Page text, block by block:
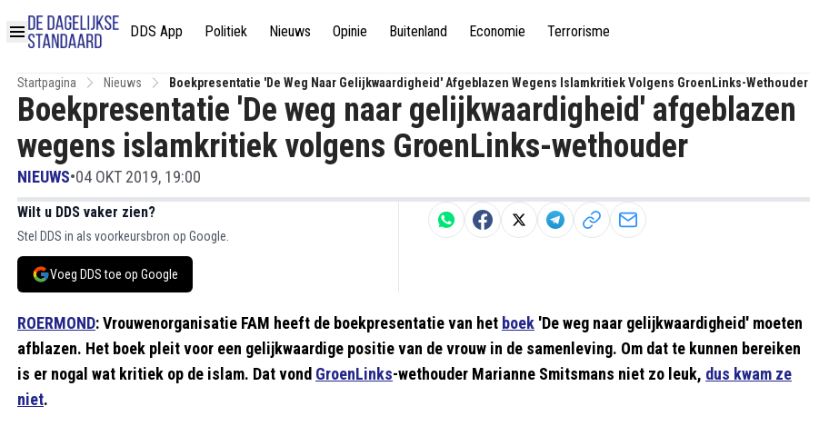
DDS App Politiek Nieuws Opinie Buitenland Economie Terrorisme
Startpagina Nieuws Boekpresentatie 'De Weg Naar Gelijkwaardigheid' Afgeblazen Wegens Islamkritiek Volgens GroenLinks-Wethouder
Boekpresentatie 'De weg naar gelijkwaardigheid' afgeblazen
wegens islamkritiek volgens GroenLinks-wethouder
NIEUWS•04 OKT 2019, 19:00
Wilt u DDS vaker zien?
Stel DDS in als voorkeursbron op Google.
Voeg DDS toe op Google
ROERMOND: Vrouwenorganisatie FAM heeft de boekpresentatie van het boek 'De weg naar gelijkwaardigheid' moeten
afblazen. Het boek pleit voor een gelijkwaardige positie van de vrouw in de samenleving. Om dat te kunnen bereiken
is er nogal wat kritiek op de islam. Dat vond GroenLinks-wethouder Marianne Smitsmans niet zo leuk, dus kwam ze
niet.